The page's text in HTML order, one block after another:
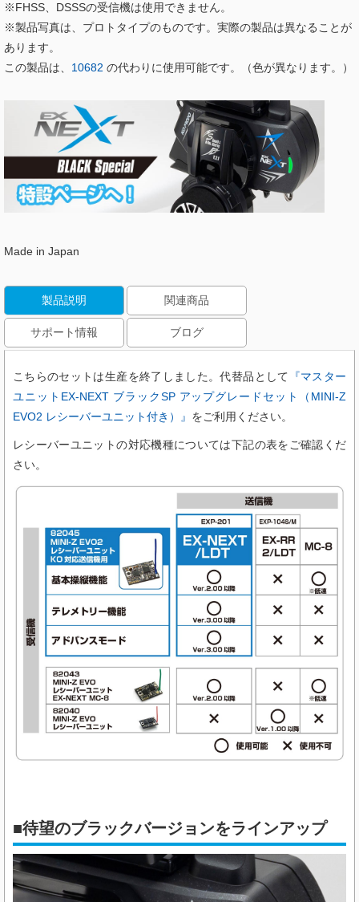
※FHSS、DSSSの受信機は使用できません。
※製品写真は、プロトタイプのものです。実際の製品は異なることが
あります。
この製品は、 10682 の代わりに使用可能です。（色が異なります。）
Made in Japan
製品説明 関連商品
サポート情報 ブログ
こちらのセットは生産を終了しました。代替品として 『マスター
ユニットEX-NEXT ブラックSP アップグレードセット（MINI-Z
EVO2 レシーバーユニット付き）』 をご利用ください。
レシーバーユニットの対応機種については下記の表をご確認くだ
さい。
■待望のブラックバージョンをラインアップ